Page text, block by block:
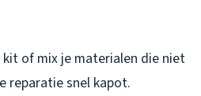
kit of mix je materialen die niet
reparatie snel kapot.